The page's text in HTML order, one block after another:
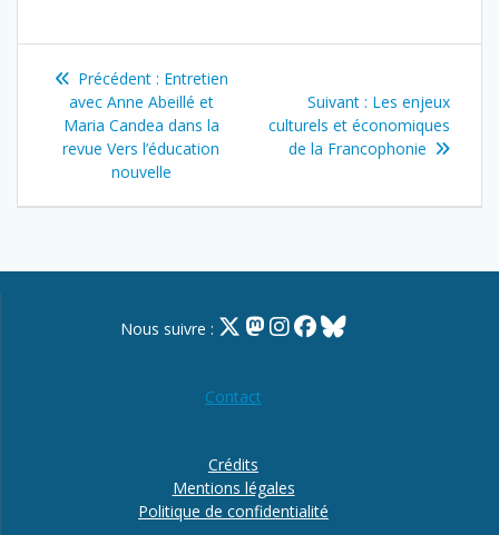
Navigation
l’article
Précédent : Article
précédent
:
Entretien
avec Anne Abeillé et
Maria Candea dans la
revue Vers l’éducation
nouvelle
Suivant : Article
suivant
:
Les enjeux
culturels et économiques
de la Francophonie
Nous suivre :
Contact
Crédits
Mentions légales
Politique de confidentialité